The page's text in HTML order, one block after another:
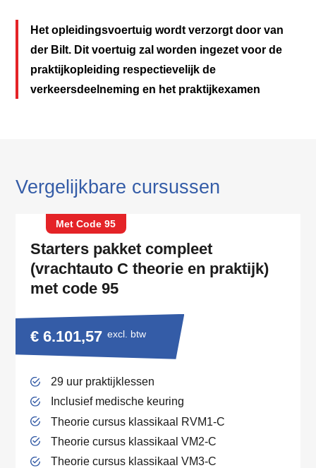
Het opleidingsvoertuig wordt verzorgt door van
der Bilt. Dit voertuig zal worden ingezet voor de
praktijkopleiding respectievelijk de
verkeersdeelneming en het praktijkexamen
Vergelijkbare cursussen
Met Code 95
Starters pakket compleet
(vrachtauto C theorie en praktijk)
met code 95
€ 6.101,57 excl. btw
29 uur praktijklessen
Inclusief medische keuring
Theorie cursus klassikaal RVM1-C
Theorie cursus klassikaal VM2-C
Theorie cursus klassikaal VM3-C